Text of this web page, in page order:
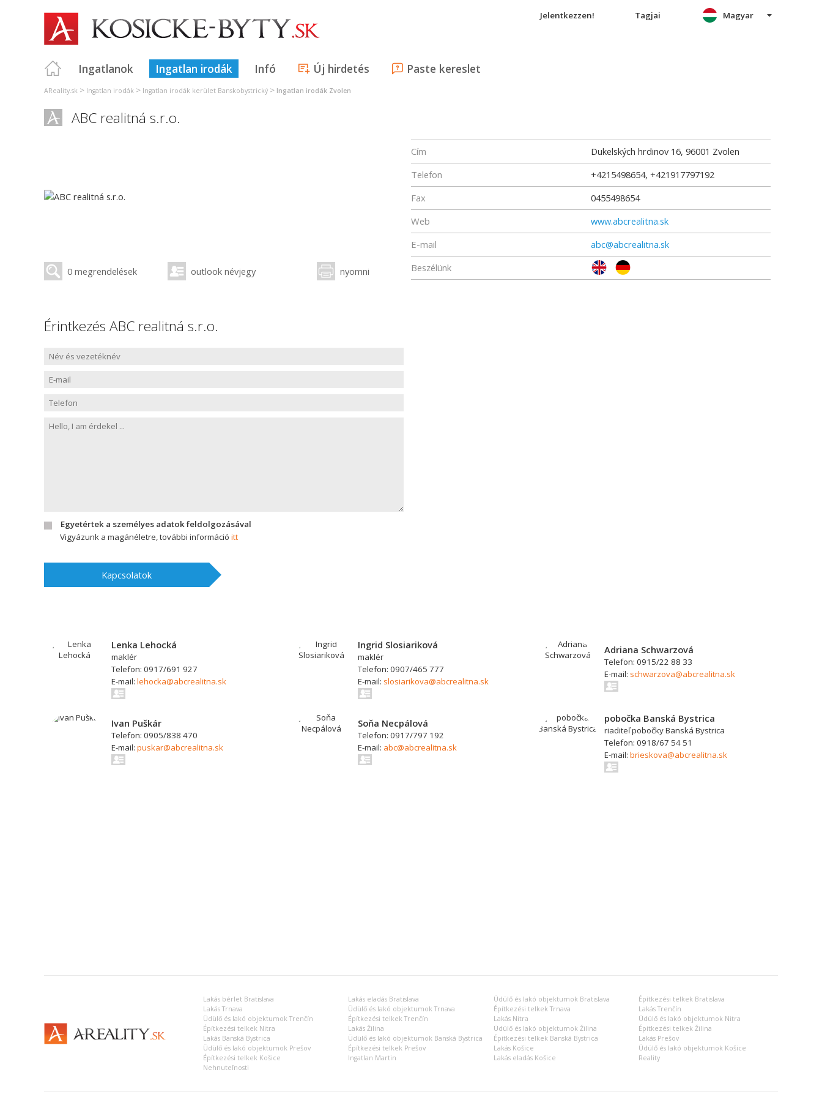
Jelentkezzen! Tagjai
Ingatlanok Ingatlan irodák Infó Új hirdetés Paste kereslet
Magyar
AReality.sk > Ingatlan irodák > Ingatlan irodák kerület Banskobystrický > Ingatlan irodák Zvolen
ABC realitná s.r.o.
0 megrendelések outlook névjegy nyomni
Cím Dukelských hrdinov 16, 96001 Zvolen
Telefon
+4215498654, +421917797192
Fax
0455498654
Web
www.abcrealitna.sk
E-mail
abc@abcrealitna.sk
Beszélünk
Érintkezés ABC realitná s.r.o.
Egyetértek a személyes adatok feldolgozásával
Vigyázunk a magánéletre, további információ itt
Kapcsolatok
Lenka Lehocká
maklér
Telefon: 0917/691 927
E-mail: lehocka@abcrealitna.sk
Ingrid Slosiariková
maklér
Telefon: 0907/465 777
E-mail: slosiarikova@abcrealitna.sk
Adriana Schwarzová
Telefon: 0915/22 88 33
E-mail: schwarzova@abcrealitna.sk
Ivan Puškár
Telefon: 0905/838 470
E-mail: puskar@abcrealitna.sk
Soňa Necpálová
Telefon: 0917/797 192
E-mail: abc@abcrealitna.sk
pobočka Banská Bystrica
riaditeľ pobočky Banská Bystrica
Telefon: 0918/67 54 51
E-mail:brieskova@abcrealitna.sk
Lakás bérlet Bratislava Lakás eladás Bratislava Üdülő és lakó objektumok Bratislava
Építkezési telkek Bratislava
Lakás Trnava
Üdülő és lakó objektumok Trnava Építkezési telkek Trnava
Lakás Trenčín
Üdülő és lakó objektumok Trenčín
Építkezési telkek Trenčín Lakás Nitra
Üdülő és lakó objektumok Nitra
Építkezési telkek Nitra
Lakás Žilina Üdülő és lakó objektumok Žilina
Építkezési telkek Žilina
Lakás Banská Bystrica
Üdülő és lakó objektumok Banská Bystrica Építkezési telkek Banská Bystrica
Lakás Prešov
Üdülő és lakó objektumok Prešov
Építkezési telkek Prešov Lakás Košice
Üdülő és lakó objektumok Košice
Építkezési telkek Košice
Ingatlan Martin Lakás eladás Košice
Reality
Nehnuteľnosti